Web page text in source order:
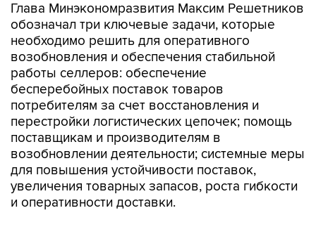
Глава Минэкономразвития Максим Решетников
обозначал три ключевые задачи, которые
необходимо решить для оперативного
возобновления и обеспечения стабильной
работы селлеров: обеспечение
бесперебойных поставок товаров
потребителям за счет восстановления и
перестройки логистических цепочек; помощь
поставщикам и производителям в
возобновлении деятельности; системные меры
для повышения устойчивости поставок,
увеличения товарных запасов, роста гибкости
и оперативности доставки.